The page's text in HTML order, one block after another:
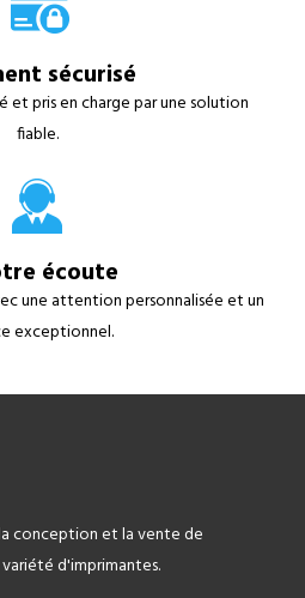
sécurisé
et pris en charge par une solution
fiable.
écoute
une attention personnalisée et un
exceptionnel.
la conception et la vente de
d'imprimantes.